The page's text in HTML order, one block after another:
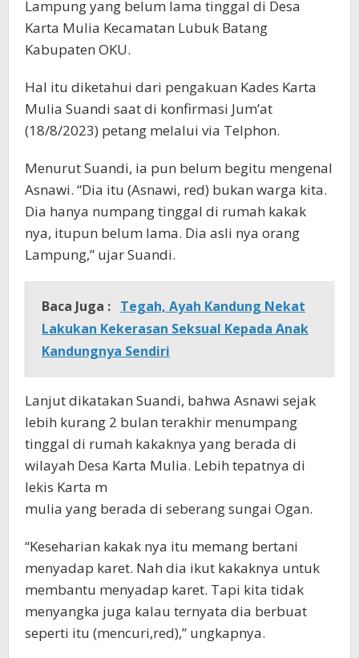
Lampung yang belum lama tinggal di Desa
Karta Mulia Kecamatan Lubuk Batang
Kabupaten OKU.
Hal itu diketahui dari pengakuan Kades Karta
Mulia Suandi saat di konfirmasi Jum’at
(18/8/2023) petang melalui via Telphon.
Menurut Suandi, ia pun belum begitu mengenal
Asnawi. “Dia itu (Asnawi, red) bukan warga kita.
Dia hanya numpang tinggal di rumah kakak
nya, itupun belum lama. Dia asli nya orang
Lampung,” ujar Suandi.
Baca Juga : Tegah, Ayah Kandung Nekat
Lakukan Kekerasan Seksual Kepada Anak
Kandungnya Sendiri
Lanjut dikatakan Suandi, bahwa Asnawi sejak
lebih kurang 2 bulan terakhir menumpang
tinggal di rumah kakaknya yang berada di
wilayah Desa Karta Mulia. Lebih tepatnya di
lekis Karta m
mulia yang berada di seberang sungai Ogan.
“Keseharian kakak nya itu memang bertani
menyadap karet. Nah dia ikut kakaknya untuk
membantu menyadap karet. Tapi kita tidak
menyangka juga kalau ternyata dia berbuat
seperti itu (mencuri,red),” ungkapnya.